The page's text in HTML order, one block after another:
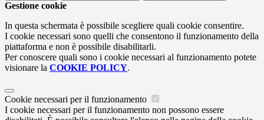
Gestione cookie
In questa schermata è possibile scegliere quali cookie consentire.
I cookie necessari sono quelli che consentono il funzionamento della
piattaforma e non è possibile disabilitarli.
Per conoscere quali sono i cookie necessari al funzionamento potete
visionare la COOKIE POLICY.
Cookie necessari per il funzionamento
I cookie necessari per il funzionamento non possono essere